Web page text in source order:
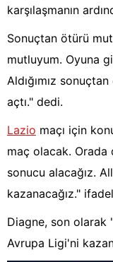
karşılaşmanın
Sonuçtan ötürü
mutluyum. Oyuna
Aldığımız
açtı." dedi.
Lazio maçı için
maç olacak.
sonucu alacağız.
kazanacağız."
Diagne, son olarak
Avrupa Ligi'ni